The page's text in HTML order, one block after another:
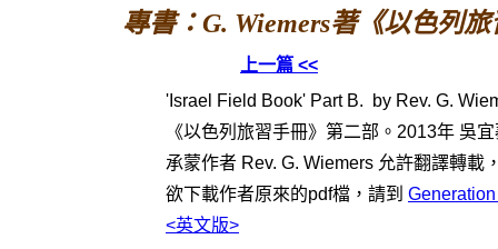
專書：G. Wiemers著《以色列
上一篇 <<
'Israel Field Book' Part B. by Rev. G.
《以色列旅習手冊》第二部。2013年 吳
承蒙作者 Rev. G. Wiemers 允許翻譯轉載
欲下載作者原來的pdf檔，請到
<英文版>